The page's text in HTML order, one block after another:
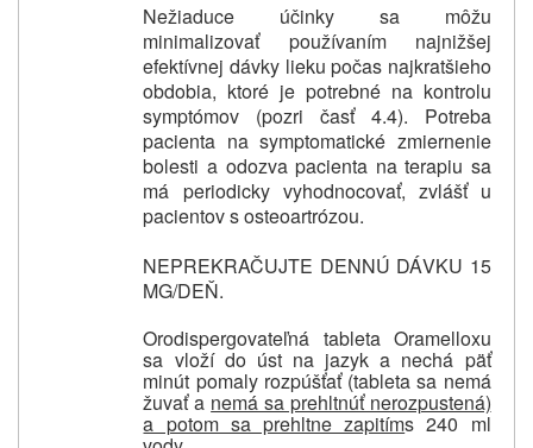
Nežiaduce účinky sa môžu
minimalizovať používaním najnižšej
efektívnej dávky lieku počas najkratšieho
obdobia, ktoré je potrebné na kontrolu
symptómov (pozri časť 4.4). Potreba
pacienta na symptomatické zmiernenie
bolesti a odozva pacienta na terapiu sa
má periodicky vyhodnocovať, zvlášť u
pacientov s osteoartrózou.
NEPREKRAČUJTE DENNÚ DÁVKU 15
MG/DEŇ.
Orodispergovateľná tableta Oramelloxu
sa vloží do úst na jazyk a nechá päť
minút pomaly rozpúšťať (tableta sa nemá
žuvať a nemá sa prehltnúť nerozpustená)
a potom sa prehltne zapitíms 240 ml